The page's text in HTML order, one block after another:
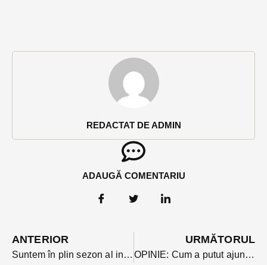
REDACTAT DE ADMIN
ADAUGĂ COMENTARIU
ANTERIOR
Suntem în plin sezon al incendiilor de vegetație: zilnic pompierii intervin numai in BN la incendii care scapa de sub control
URMĂTORUL
OPINIE: Cum a putut ajunge un fost ministru țărănist cârpa puterii PSD-iste? Simplu, omul era dator vândut